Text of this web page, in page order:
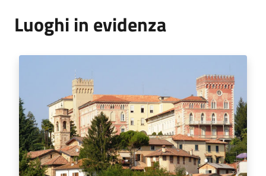
Luoghi in evidenza